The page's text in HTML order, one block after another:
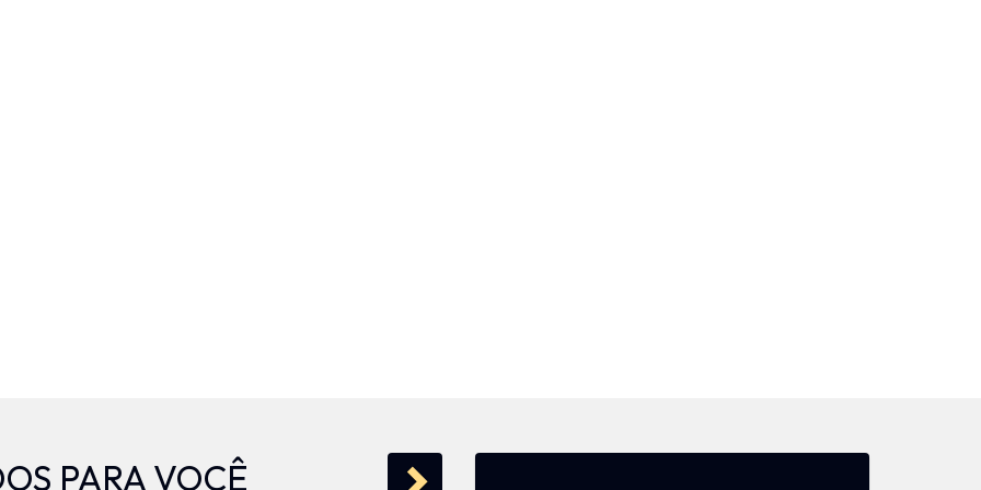
PARA VOCÊ